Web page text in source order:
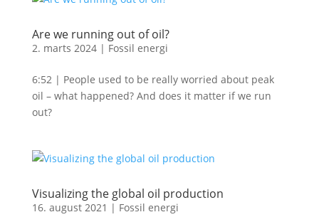
Are we running out of oil?
2. marts 2024| Fossil energi
6:52 | People used to be really worried about peak
oil – what happened? And does it matter if we run
out?
Visualizing the global oil production
16. august 2021 | Fossil energi